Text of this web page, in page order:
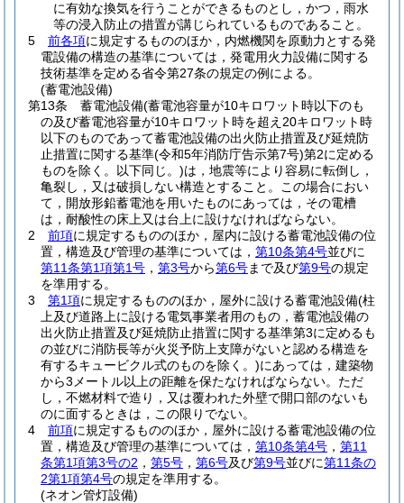
に有効な換気を行うことができるものとし，かつ，雨水
等の浸入防止の措置が講じられているものであること。
5
前各項に規定するもののほか，内燃機関を原動力とする発
電設備の構造の基準については，発電用火力設備に関する
技術基準を定める省令第27条の規定の例による。
(蓄電池設備)
第13条
蓄電池設備(蓄電池容量が10キロワット時以下のも
の及び蓄電池容量が10キロワット時を超え20キロワット時
以下のものであって蓄電池設備の出火防止措置及び延焼防
止措置に関する基準(令和5年消防庁告示第7号)第2に定める
ものを除く。以下同じ。)は，地震等により容易に転倒し，
亀裂し，又は破損しない構造とすること。
この場合におい
て，開放形鉛蓄電池を用いたものにあっては，その電槽
は，耐酸性の床上又は台上に設けなければならない。
2
前項に規定するもののほか，屋内に設ける蓄電池設備の位
置，構造及び管理の基準については， 第10条第4号並びに
第11条第1項第1号 ， 第3号から第6号まで及び第9号の規定
を準用する。
3
第1項に規定するもののほか，屋外に設ける蓄電池設備(柱
上及び道路上に設ける電気事業者用のもの，蓄電池設備の
出火防止措置及び延焼防止措置に関する基準第3に定めるも
の並びに消防長等が火災予防上支障がないと認める構造を
有するキュービクル式のものを除く。)にあっては，建築物
から3メートル以上の距離を保たなければならない。 ただ
し，不燃材料で造り，又は覆われた外壁で開口部のないも
のに面するときは，この限りでない。
4
前項に規定するもののほか，屋外に設ける蓄電池設備の位
置，構造及び管理の基準については， 第10条第4号 ， 第11
条第1項第3号の2 ， 第5号 ， 第6号及び第9号並びに第11条の
2第1項第4号の規定を準用する。
(ネオン管灯設備)